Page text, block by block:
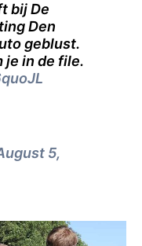
bij De
Den
geblust.
je in de file.
5,